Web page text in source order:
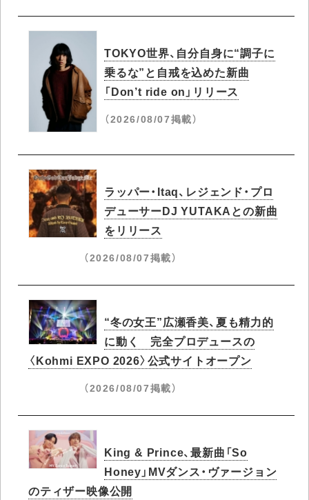
TOKYO世界、自分自身に“調子に
乗るな”と自戒を込めた新曲
「Don’t ride on」リリース
（2026/08/07掲載）
ラッパー・Itaq、レジェンド・プロ
デューサーDJ YUTAKAとの新曲
をリリース
（2026/08/07掲載）
“冬の女王”広瀬香美、夏も精力的
に動く 完全プロデュースの
〈Kohmi EXPO 2026〉公式サイトオープン
（2026/08/07掲載）
King & Prince、最新曲「So
Honey」MVダンス・ヴァージョン
のティザー映像公開